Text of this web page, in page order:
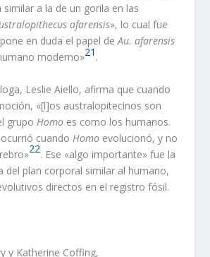
a la de un gorila en las
afarensis», lo cual fue
en duda el papel deAu. afarensis
moderno»21 .
Leslie Aiello, afirma que cuando
«[l]os australopitecinos son
grupo Homo es como los humanos.
cuando Homo evolucionó, y no
22. Ese «algo importante» fue la
del plan corporal similar al humano,
directos en el registro fósil.
y Katherine Coffing,